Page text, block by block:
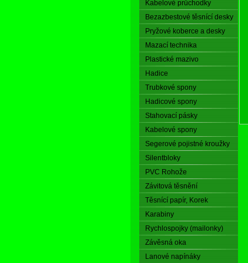
Kabelové průchodky
Bezazbestové těsnící desky
Pryžové koberce a desky
Mazací technika
Plastické mazivo
Hadice
Trubkové spony
Hadicové spony
Stahovací pásky
Kabelové spony
Segerové pojistné kroužky
Silentbloky
PVC Rohože
Závitová těsnění
Těsnící papír, Korek
Karabiny
Rychlospojky (mailonky)
Závěsná oka
Lanové napínáky